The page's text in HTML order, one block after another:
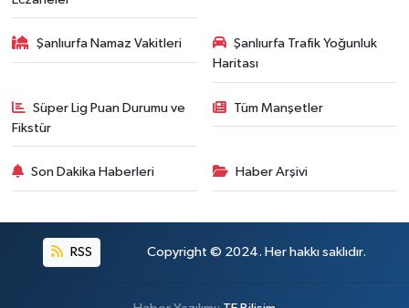
Şanlıurfa Namaz Vakitleri
Şanlıurfa Trafik Yoğunluk
Haritası
Süper Lig Puan Durumu ve
Fikstür
Tüm Manşetler
Son Dakika Haberleri Haber Arşivi
RSS Copyright © 2024. Her hakkı saklıdır.